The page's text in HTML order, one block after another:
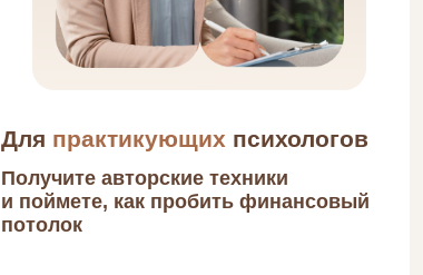
Для практикующих психологов
Получите авторские техники
и поймете, как пробить финансовый
потолок